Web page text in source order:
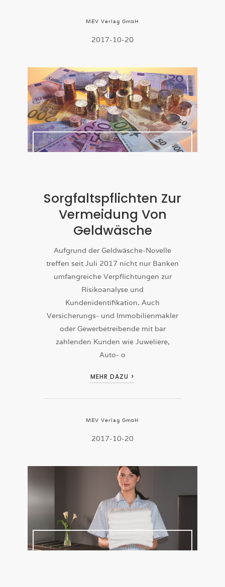
MEV Verlag GmbH
2017-10-20
Sorgfaltspflichten Zur
Vermeidung Von
Geldwäsche
Aufgrund der Geldwäsche-Novelle
treffen seit Juli 2017 nicht nur Banken
umfangreiche Verpflichtungen zur
Risikoanalyse und
Kundenidentifikation. Auch
Versicherungs- und Immobilienmakler
oder Gewerbetreibende mit bar
zahlenden Kunden wie Juweliere,
Auto- o
MEHR DAZU >
MEV Verlag GmbH
2017-10-20